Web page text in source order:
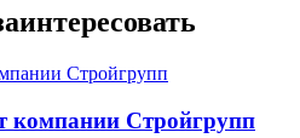
компании Стройгрупп